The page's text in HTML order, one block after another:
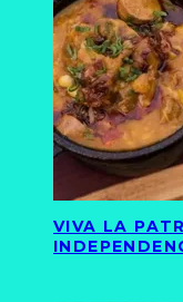
VIVA LA